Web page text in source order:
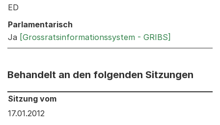
ED
Parlamentarisch
Ja [Grossratsinformationssystem - GRIBS]
Behandelt an den folgenden Sitzungen
Behandelt an den folgenden Sitzungen: Informationen
Sitzung vom
17.01.2012